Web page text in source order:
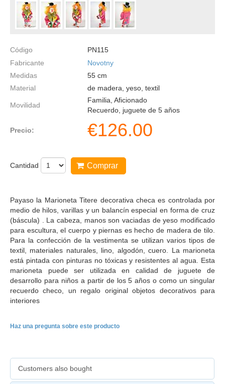
Código
PN115
Fabricante
Novotny
Medidas
55 cm
Material
de madera, yeso, textil
Movilidad
Familia, Aficionado
Recuerdo, juguete de 5 años
Precio: €126.00
Cantidad Comprar
Payaso la Marioneta Titere decorativa checa es controlada por
medio de hilos, varillas y un balancín especial en forma de cruz
(báscula) . La cabeza, manos son vaciadas de yeso modificado
para escultura, el cuerpo y piernas es hecho de madera de tilo.
Para la confección de la vestimenta se utilizan varios tipos de
textil, materiales naturales, lino, algodón, cuero. La marioneta
está pintada con pinturas no tóxicas y resistentes al agua. Esta
marioneta puede ser utilizada en calidad de juguete de
desarrollo para niños a partir de los 5 años o como un singular
recuerdo checo, un regalo original objetos decorativos para
interiores
Haz una pregunta sobre este producto
Customers also bought